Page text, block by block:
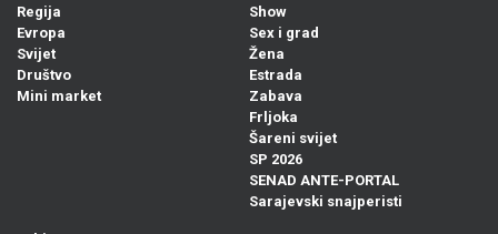
Regija
Evropa
Svijet
Društvo
Mini market
Show
Sex i grad
Žena
Estrada
Zabava
Frljoka
Šareni svijet
SP 2026
SENAD ANTE-PORTAL
Sarajevski snajperisti